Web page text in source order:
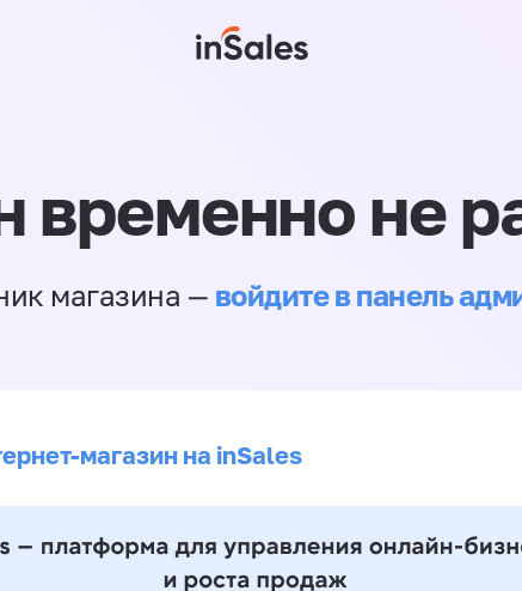
временно не
магазина — войдите в панель
магазин на inSales